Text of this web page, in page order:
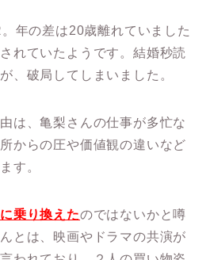
年の差は20歳離れていました
れていたようです。結婚秒読
、破局してしまいました。
は、亀梨さんの仕事が多忙な
からの圧や価値観の違いなど
す。
乗り換えたのではないかと噂
とは、映画やドラマの共演が